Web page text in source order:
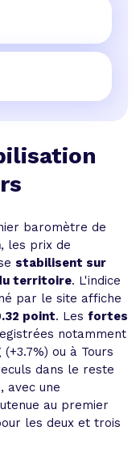
baromètre de
, les prix de
stabilisent sur
territoire. L'indice
par le site affiche
point. Les fortes
notamment
ou à Tours
dans le reste
avec une
au premier
les deux et trois